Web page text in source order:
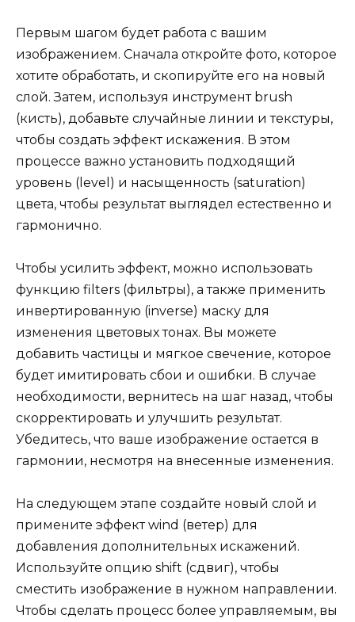
Первым шагом будет работа с вашим
изображением. Сначала откройте фото, которое
хотите обработать, и скопируйте его на новый
слой. Затем, используя инструмент brush
(кисть), добавьте случайные линии и текстуры,
чтобы создать эффект искажения. В этом
процессе важно установить подходящий
уровень (level) и насыщенность (saturation)
цвета, чтобы результат выглядел естественно и
гармонично.
Чтобы усилить эффект, можно использовать
функцию filters (фильтры), а также применить
инвертированную (inverse) маску для
изменения цветовых тонах. Вы можете
добавить частицы и мягкое свечение, которое
будет имитировать сбои и ошибки. В случае
необходимости, вернитесь на шаг назад, чтобы
скорректировать и улучшить результат.
Убедитесь, что ваше изображение остается в
гармонии, несмотря на внесенные изменения.
На следующем этапе создайте новый слой и
примените эффект wind (ветер) для
добавления дополнительных искажений.
Используйте опцию shift (сдвиг), чтобы
сместить изображение в нужном направлении.
Чтобы сделать процесс более управляемым, вы